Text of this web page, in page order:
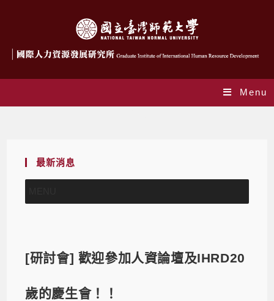
Menu
最新消息
[研討會] 歡迎參加人資論壇及IHRD20
歲的慶生會！！